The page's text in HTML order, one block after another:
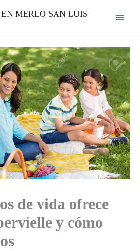
MERLO SAN LUIS
de vida ofrece
y cómo